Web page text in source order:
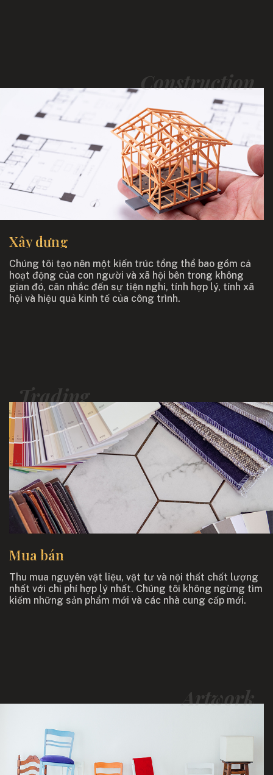
Construction
Xây dựng
Chúng tôi tạo nên một kiến trúc tổng thể bao gồm cả
hoạt động của con người và xã hội bên trong không
gian đó, cân nhắc đến sự tiện nghi, tính hợp lý, tính xã
hội và hiệu quả kinh tế của công trình.
Trading
Mua bán
Thu mua nguyên vật liệu, vật tư và nội thất chất lượng
nhất với chi phí hợp lý nhất. Chúng tôi không ngừng tìm
kiếm những sản phẩm mới và các nhà cung cấp mới.
Artwork